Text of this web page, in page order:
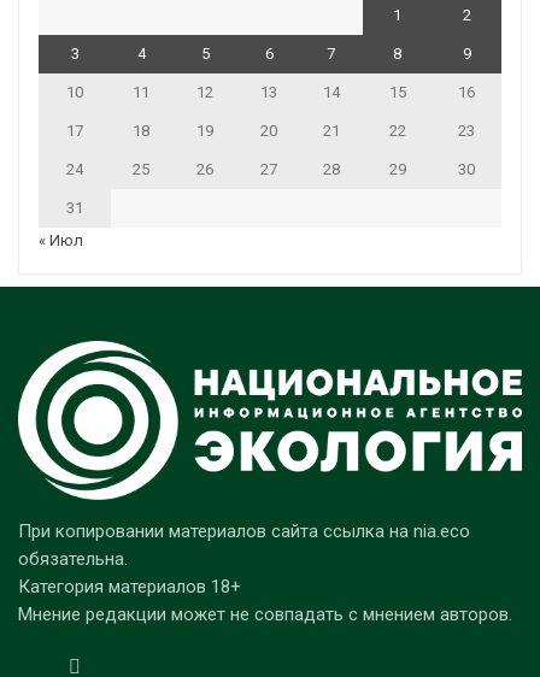
1 2
3 4 5 6 7 8 9
10 11 12 13 14 15 16
17 18 19 20 21 22 23
24 25 26 27 28 29 30
31
« Июл
При копировании материалов сайта ссылка на nia.eco
обязательна.
Категория материалов 18+
Мнение редакции может не совпадать с мнением авторов.